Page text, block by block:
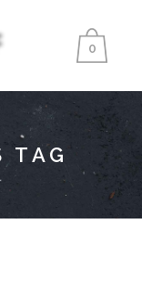
0
TAG